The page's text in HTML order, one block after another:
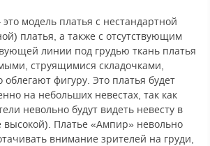
это модель платья с нестандартной
платья, а также с отсутствующим
линии под грудью ткань платья
струящимися складочками,
фигуру. Это платья будет
на небольших невестах, так как
невольно будут видеть невесту в
высокой). Платье «Ампир» невольно
внимание зрителей на груди,